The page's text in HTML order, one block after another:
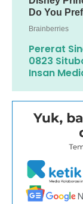
Pererat
0823
Insan